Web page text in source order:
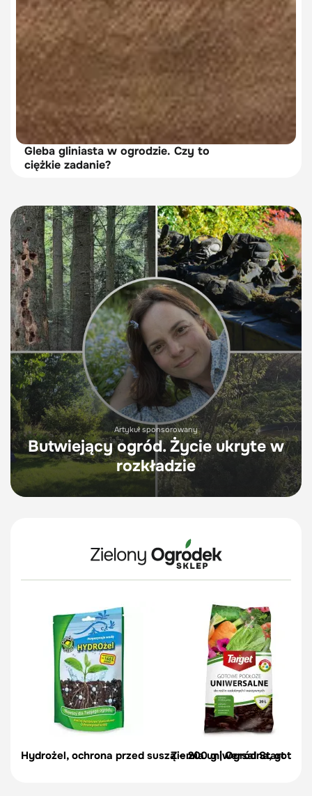
Gleba gliniasta w ogrodzie. Czy to
ciężkie zadanie?
Artykuł sponsorowany
Butwiejący ogród. Życie ukryte w
rozkładzie
Hydrożel, ochrona przed suszą – 200 g | Ogród Start
Ziemia uniwersalna,